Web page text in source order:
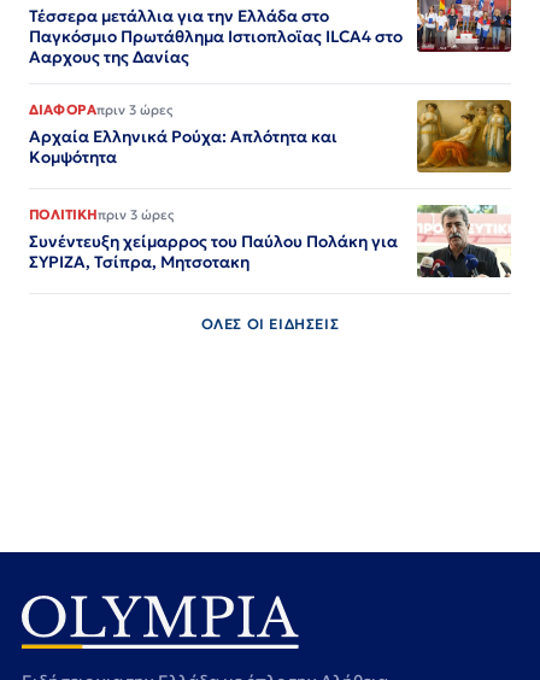
Τέσσερα μετάλλια για την Ελλάδα στο
Παγκόσμιο Πρωτάθλημα Ιστιοπλοϊας ILCA4 στο
Ααρχους της Δανίας
ΔΙΑΦΟΡΑπριν 3 ώρες
Αρχαία Ελληνικά Ρούχα: Απλότητα και
Κομψότητα
ΠΟΛΙΤΙΚΗπριν 3 ώρες
Συνέντευξη χείμαρρος του Παύλου Πολάκη για
ΣΥΡΙΖΑ, Τσίπρα, Μητσοτακη
ΟΛΕΣ ΟΙ ΕΙΔΗΣΕΙΣ